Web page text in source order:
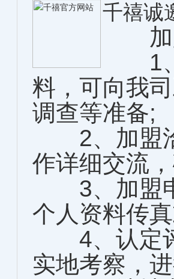
千禧诚
加
1、
料，可向我
调查等准备;
2、加盟洽
作详细交流
3、加盟申
个人资料传
4、认定评
实地考察，